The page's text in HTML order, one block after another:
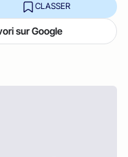
CLASSER
sur Google